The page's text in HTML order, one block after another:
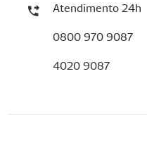
Atendimento 24h
0800 970 9087
4020 9087